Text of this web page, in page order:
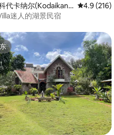
代卡纳尔(Kodaikana
平均评分
4.9 (216)
迷人的湖景民宿